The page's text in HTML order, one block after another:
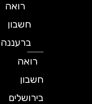
רואה
חשבון
ברעננה
רואה
חשבון
בירושלים